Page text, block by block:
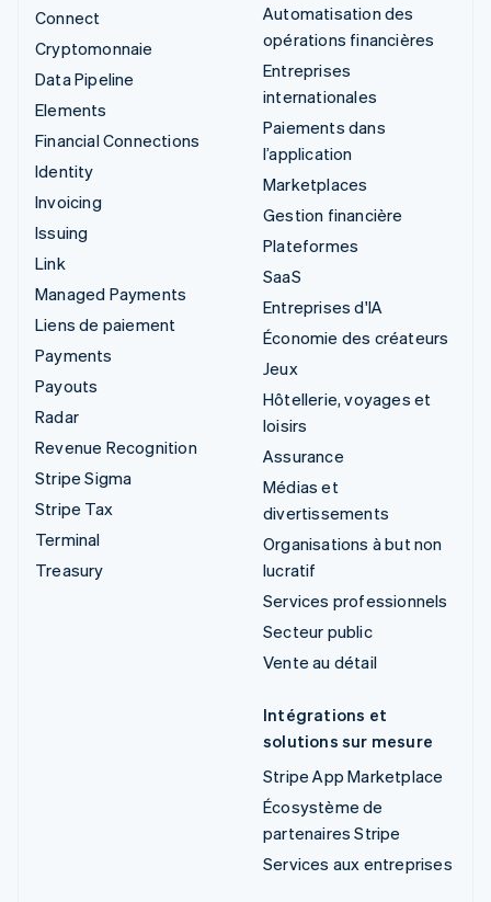
Connect
Cryptomonnaie
Data Pipeline
Elements
Financial Connections
Identity
Invoicing
Issuing
Link
Managed Payments
Liens de paiement
Payments
Payouts
Radar
Revenue Recognition
Stripe Sigma
Stripe Tax
Terminal
Treasury
Automatisation des
opérations financières
Entreprises
internationales
Paiements dans
l’application
Marketplaces
Gestion financière
Plateformes
SaaS
Entreprises d'IA
Économie des créateurs
Jeux
Hôtellerie, voyages et
loisirs
Assurance
Médias et
divertissements
Organisations à but non
lucratif
Services professionnels
Secteur public
Vente au détail
Intégrations et
solutions sur mesure
Stripe App Marketplace
Écosystème de
partenaires Stripe
Services aux entreprises